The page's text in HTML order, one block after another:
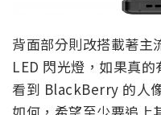
背面部分則改搭載著主
LED 閃光燈，如果真
看到 BlackBerry 的人